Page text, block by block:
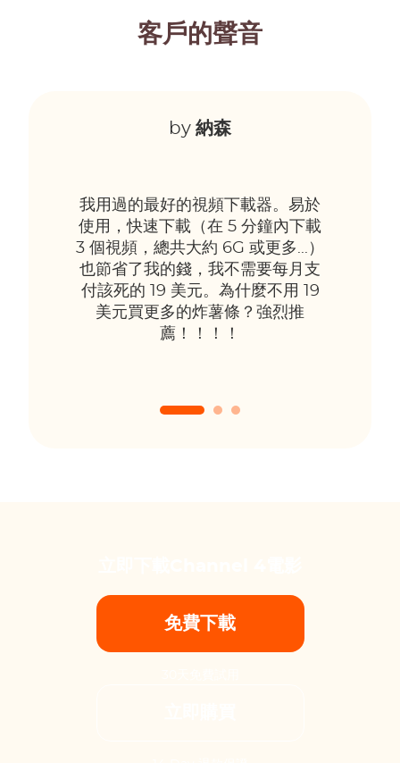
客戶的聲音
by 納森
我用過的最好的視頻下載器。易於
使用，快速下載（在 5 分鐘內下載
3 個視頻，總共大約 6G 或更多...）
也節省了我的錢，我不需要每月支
付該死的 19 美元。為什麼不用 19
美元買更多的炸薯條？強烈推
薦！！！！
免費下載